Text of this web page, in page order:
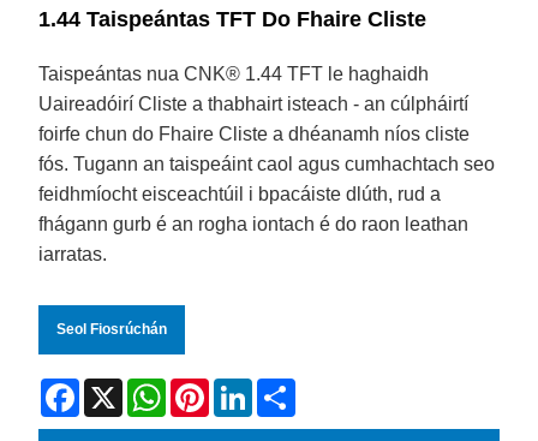
1.44 Taispeántas TFT Do Fhaire Cliste
Taispeántas nua CNK® 1.44 TFT le haghaidh
Uaireadóirí Cliste a thabhairt isteach - an cúlpháirtí
foirfe chun do Fhaire Cliste a dhéanamh níos cliste
fós. Tugann an taispeáint caol agus cumhachtach seo
feidhmíocht eisceachtúil i bpacáiste dlúth, rud a
fhágann gurb é an rogha iontach é do raon leathan
iarratas.
Seol Fiosrúchán
Facebook
X WhatsApp
PinterestLinkedIn